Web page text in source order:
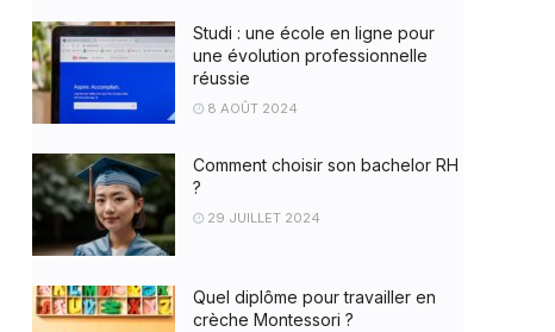
Studi : une école en ligne pour
une évolution professionnelle
réussie
8 AOÛT 2024
Comment choisir son bachelor RH
?
29 JUILLET 2024
Quel diplôme pour travailler en
crèche Montessori ?